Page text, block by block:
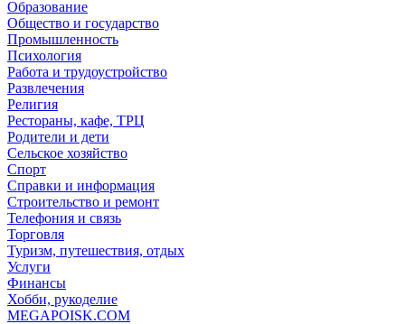
Образование
Общество и государство
Промышленность
Психология
Работа и трудоустройство
Развлечения
Религия
Рестораны, кафе, ТРЦ
Родители и дети
Сельское хозяйство
Спорт
Справки и информация
Строительство и ремонт
Телефония и связь
Торговля
Туризм, путешествия, отдых
Услуги
Финансы
Хобби, рукоделие
MEGAPOISK.COM